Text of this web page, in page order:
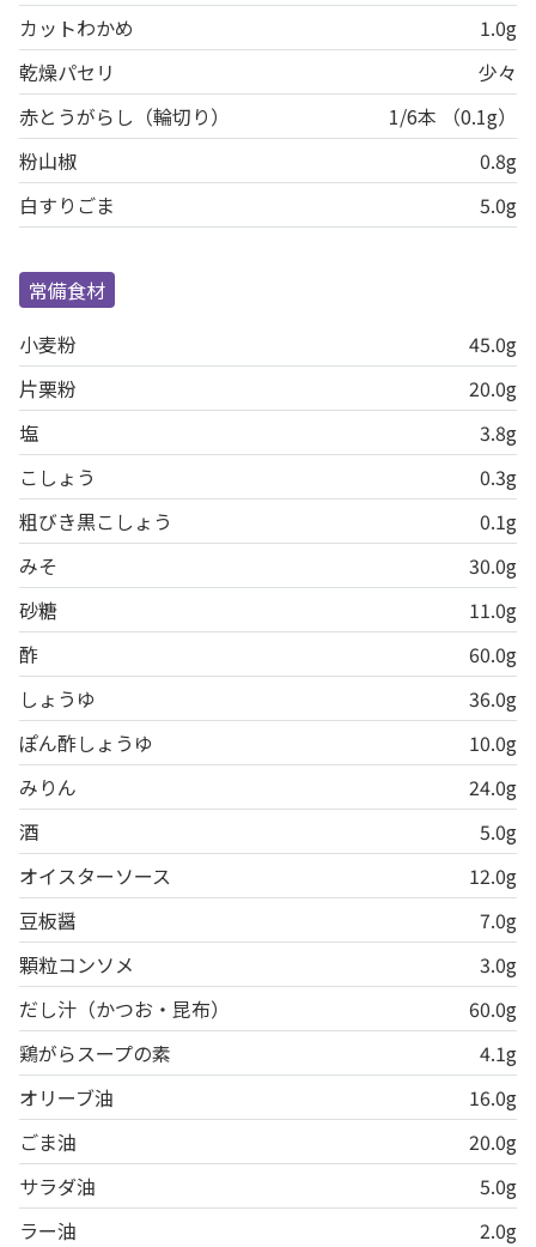
カットわかめ
1.0g
乾燥パセリ
少々
赤とうがらし（輪切り）
1/6本 （0.1g）
粉山椒
0.8g
白すりごま
5.0g
常備食材
小麦粉
45.0g
片栗粉
20.0g
塩
3.8g
こしょう
0.3g
粗びき黒こしょう
0.1g
みそ
30.0g
砂糖
11.0g
酢
60.0g
しょうゆ
36.0g
ぽん酢しょうゆ
10.0g
みりん
24.0g
酒
5.0g
オイスターソース
12.0g
豆板醤
7.0g
顆粒コンソメ
3.0g
だし汁（かつお・昆布）
60.0g
鶏がらスープの素
4.1g
オリーブ油
16.0g
ごま油
20.0g
サラダ油
5.0g
ラー油
2.0g